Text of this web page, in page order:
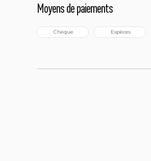
Moyens de paiements
Chèque Espèces